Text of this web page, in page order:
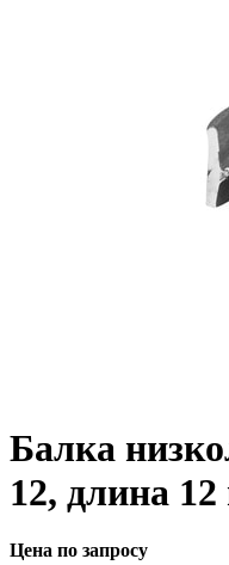
Балка
12, длина
Цена по запросу